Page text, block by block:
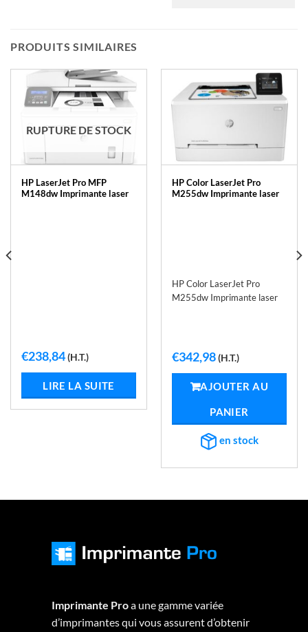
PRODUITS SIMILAIRES
RUPTURE DE STOCK
HP LaserJet Pro MFP
M148dw Imprimante laser
€238,84(H.T.)
LIRE LA SUITE
HP Color LaserJet Pro
M255dw Imprimante laser
HP Color LaserJet Pro
M255dw Imprimante laser
€342,98(H.T.)
AJOUTER AU
PANIER
en stock
Imprimante Proa une gamme variée
d’imprimantes qui vous assurent d’obtenir